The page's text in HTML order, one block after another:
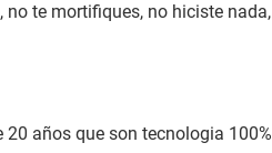
te mortifiques, no hiciste nada,
20 años que son tecnologia 100%